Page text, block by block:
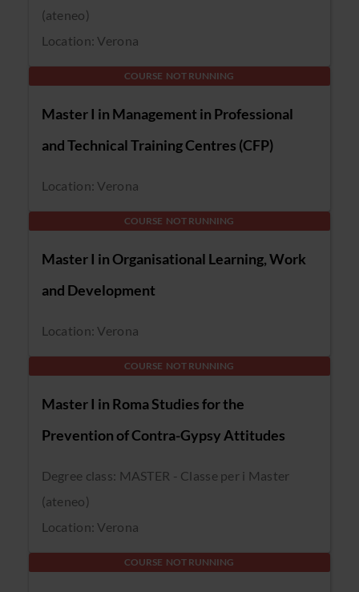
(ateneo)
Location: Verona
COURSE NOT RUNNING
Master I in Management in Professional
and Technical Training Centres (CFP)
Location: Verona
COURSE NOT RUNNING
Master I in Organisational Learning, Work
and Development
Location: Verona
COURSE NOT RUNNING
Master I in Roma Studies for the
Prevention of Contra-Gypsy Attitudes
Degree class: MASTER - Classe per i Master
(ateneo)
Location: Verona
COURSE NOT RUNNING